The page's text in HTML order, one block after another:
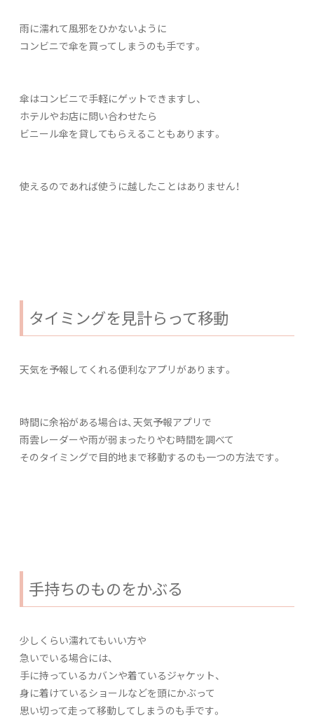
雨に濡れて風邪をひかないように
コンビニで傘を買ってしまうのも手です。
傘はコンビニで手軽にゲットできますし、
ホテルやお店に問い合わせたら
ビニール傘を貸してもらえることもあります。
使えるのであれば使うに越したことはありません！
タイミングを見計らって移動
天気を予報してくれる便利なアプリがあります。
時間に余裕がある場合は、天気予報アプリで
雨雲レーダーや雨が弱まったりやむ時間を調べて
そのタイミングで目的地まで移動するのも一つの方法です。
手持ちのものをかぶる
少しくらい濡れてもいい方や
急いでいる場合には、
手に持っているカバンや着ているジャケット、
身に着けているショールなどを頭にかぶって
思い切って走って移動してしまうのも手です。